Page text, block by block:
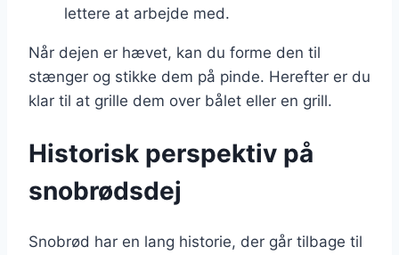
lettere at arbejde med.
Når dejen er hævet, kan du forme den til
stænger og stikke dem på pinde. Herefter er du
klar til at grille dem over bålet eller en grill.
Historisk perspektiv på
snobrødsdej
Snobrød har en lang historie, der går tilbage til